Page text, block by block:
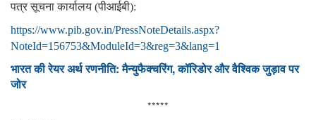
पत्र सूचना कार्यालय (पीआईबी):
https://www.pib.gov.in/PressNoteDetails.aspx?
NoteId=156753&ModuleId=3&reg=3&lang=1
भारत की रेयर अर्थ रणनीति: मैन्युफैक्चरिंग, कॉरिडोर और वैश्विक जुड़ाव पर
जोर
*****